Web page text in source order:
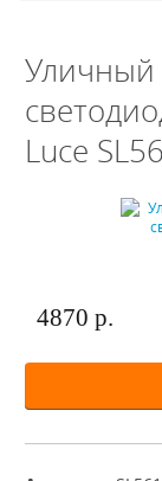
Уличный
Luce
4870 р.